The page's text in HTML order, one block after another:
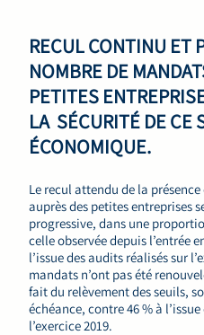
RECUL CONTINU ET
NOMBRE DE
PETITES
LA SÉCURITÉ DE CE
ÉCONOMIQUE.
Le recul attendu de la
auprès des petites entreprises
progressive, dans une
celle observée depuis l’entrée
l’issue des audits réalisés sur
mandats n’ont pas été
fait du relèvement des seuils,
échéance, contre 46 % à
l’exercice 2019.